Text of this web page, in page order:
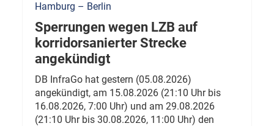
Hamburg – Berlin
Sperrungen wegen LZB auf
korridorsanierter Strecke
angekündigt
DB InfraGo hat gestern (05.08.2026)
angekündigt, am 15.08.2026 (21:10 Uhr bis
16.08.2026, 7:00 Uhr) und am 29.08.2026
(21:10 Uhr bis 30.08.2026, 11:00 Uhr) den